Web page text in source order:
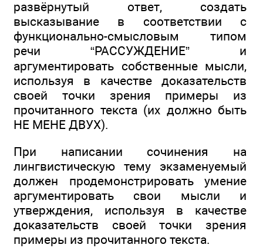
развёрнутый ответ, создать
высказывание в соответствии с
функционально-смысловым типом
речи “РАССУЖДЕНИЕ” и
аргументировать собственные мысли,
используя в качестве доказательств
своей точки зрения примеры из
прочитанного текста (их должно быть
НЕ МЕНЕ ДВУХ).
При написании сочинения на
лингвистическую тему экзаменуемый
должен продемонстрировать умение
аргументировать свои мысли и
утверждения, используя в качестве
доказательств своей точки зрения
примеры из прочитанного текста.